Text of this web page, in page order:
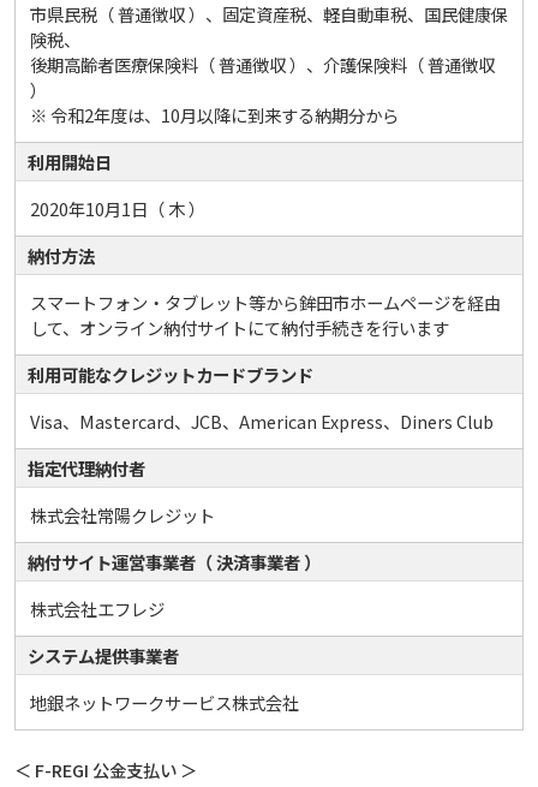
市県民税（ 普通徴収 ）、固定資産税、軽自動車税、国民健康保
険税、
後期高齢者医療保険料（ 普通徴収 ）、介護保険料（ 普通徴収
）
※ 令和2年度は、10月以降に到来する納期分から
利用開始日
2020年10月1日（ 木 ）
納付方法
スマートフォン・タブレット等から鉾田市ホームページを経由
して、オンライン納付サイトにて納付手続きを行います
利用可能なクレジットカードブランド
Visa、Mastercard、JCB、American Express、Diners Club
指定代理納付者
株式会社常陽クレジット
納付サイト運営事業者（ 決済事業者 ）
株式会社エフレジ
システム提供事業者
地銀ネットワークサービス株式会社
＜ F-REGI 公金支払い ＞